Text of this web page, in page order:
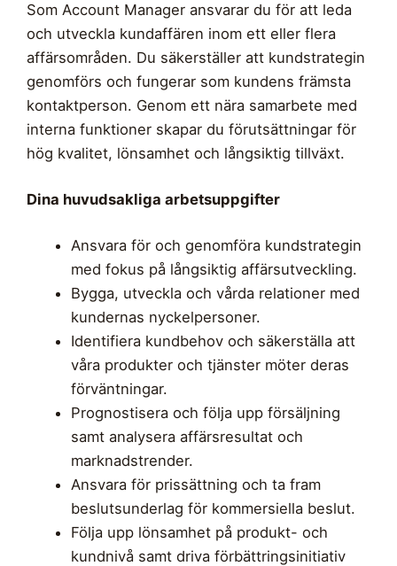
Som Account Manager ansvarar du för att leda
och utveckla kundaffären inom ett eller flera
affärsområden. Du säkerställer att kundstrategin
genomförs och fungerar som kundens främsta
kontaktperson. Genom ett nära samarbete med
interna funktioner skapar du förutsättningar för
hög kvalitet, lönsamhet och långsiktig tillväxt.
Dina huvudsakliga arbetsuppgifter
Ansvara för och genomföra kundstrategin
med fokus på långsiktig affärsutveckling.
Bygga, utveckla och vårda relationer med
kundernas nyckelpersoner.
Identifiera kundbehov och säkerställa att
våra produkter och tjänster möter deras
förväntningar.
Prognostisera och följa upp försäljning
samt analysera affärsresultat och
marknadstrender.
Ansvara för prissättning och ta fram
beslutsunderlag för kommersiella beslut.
Följa upp lönsamhet på produkt- och
kundnivå samt driva förbättringsinitiativ